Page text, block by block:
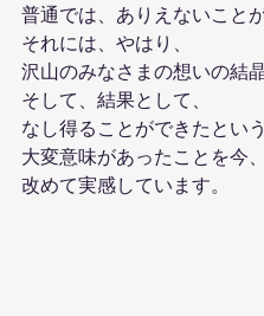
普通では、ありえないこと
それには、やはり、
沢山のみなさまの想いの結晶
そして、結果として、
なし得ることができたとい
大変意味があったことを今、
改めて実感しています。